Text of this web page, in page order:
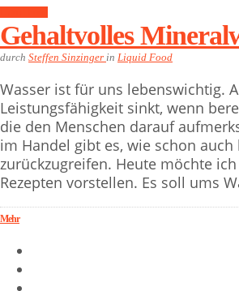
Gehaltvolles
durch Steffen Sinzinger in Liquid Food
Wasser ist für uns lebenswichtig.
Leistungsfähigkeit sinkt, wenn
die den Menschen darauf
im Handel gibt es, wie schon
zurückzugreifen. Heute möchte
Rezepten vorstellen. Es soll ums
Mehr